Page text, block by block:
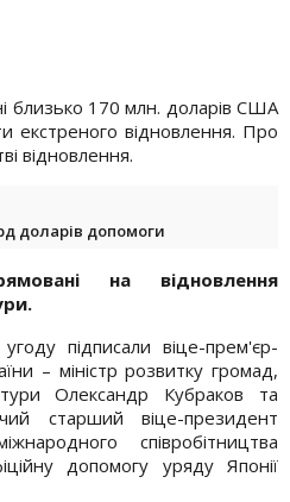
близько 170 млн. доларів США
екстреного відновлення. Про
відновлення.
доларів допомоги
на відновлення
підписали віце-прем'єр-
– міністр розвитку громад,
Олександр Кубраков та
старший віце-президент
співробітництва
допомогу уряду Японії